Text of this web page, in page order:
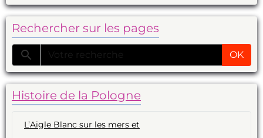
Rechercher sur les pages
OK
Histoire de la Pologne
L’Aigle Blanc sur les mers et